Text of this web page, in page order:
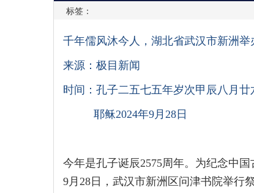
标签：
千年儒风沐今人，湖北省武汉市新洲举
来源：极目新闻
时间：孔子二五七五年岁次甲辰八月廿
耶稣2024年9月28日
今年是孔子诞辰2575周年。为纪念中
9月28日，武汉市新洲区问津书院举行